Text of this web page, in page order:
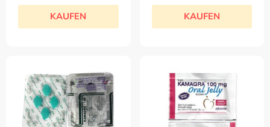
KAUFEN KAUFEN